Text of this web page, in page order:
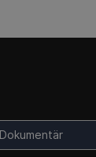
Dokumentär